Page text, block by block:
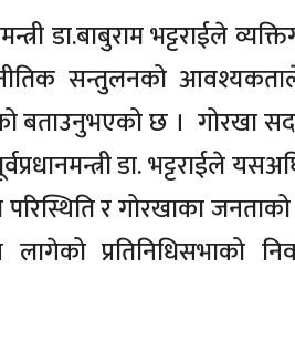
डा.बाबुराम भट्टराईले
सन्तुलनको
बताउनुभएको छ । गोरखा
डा. भट्टराईले
परिस्थिति र गोरखाका
प्रतिनिधिसभाको